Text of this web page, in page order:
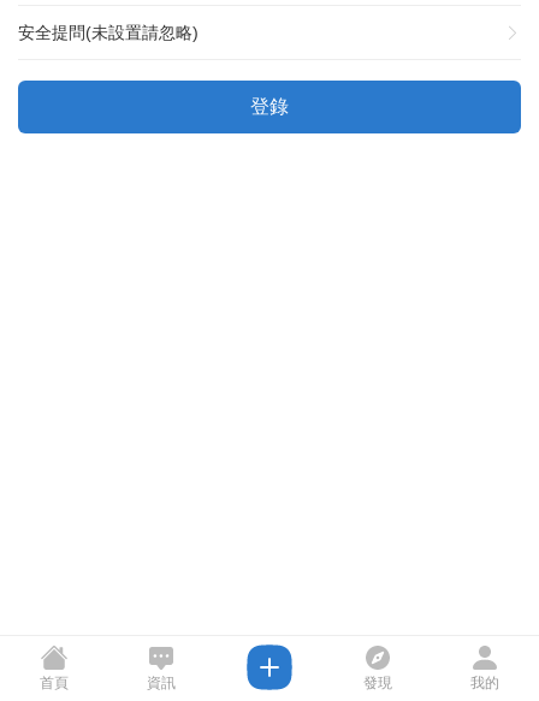
安全提問(未設置請忽略)
登錄
首頁 資訊 發現 我的